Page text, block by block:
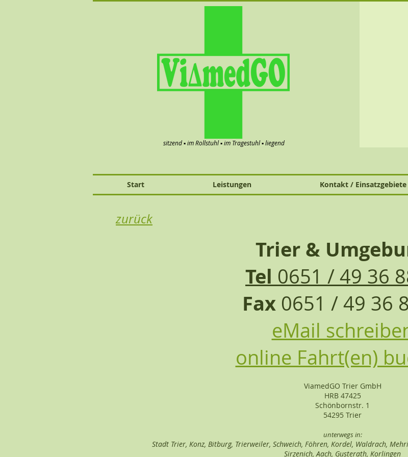
sitzend ▪ im Rollstuhl ▪ im Tragestuhl ▪ liegend
Start Leistungen Kontakt / Einsatzgebiete
zurück
Trier &
Tel 0651 / 49 36
Fax0651 / 49 36
eMail
online Fahrt(en)
ViamedGO Trier GmbH
HRB 47425
Schönbornstr. 1
54295 Trier
unterwegs in:
Stadt Trier, Konz, Bitburg, Trierweiler, Schweich, Föhren, Kordel, Waldrach,
Sirzenich, Aach, Gusterath, Korlingen